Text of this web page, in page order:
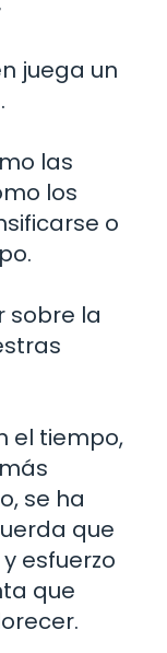
juega un
las
los
o
sobre la
el tiempo,
se ha
que
esfuerzo
que